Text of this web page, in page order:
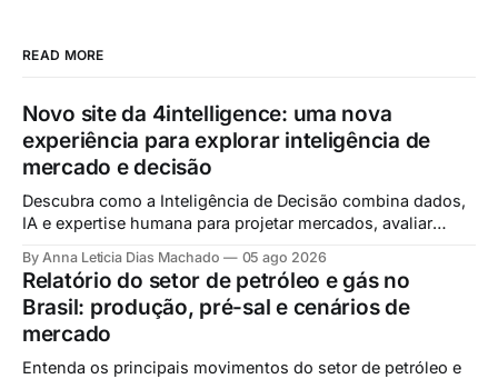
READ MORE
Novo site da 4intelligence: uma nova
experiência para explorar inteligência de
mercado e decisão
Descubra como a Inteligência de Decisão combina dados,
IA e expertise humana para projetar mercados, avaliar
confiança.
By Anna Leticia Dias Machado 05 ago 2026
Relatório do setor de petróleo e gás no
Brasil: produção, pré-sal e cenários de
mercado
Entenda os principais movimentos do setor de petróleo e